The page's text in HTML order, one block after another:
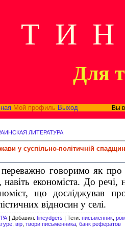
Т И
Для
Мой профиль ВыходВы
ЛИТЕРАТУРА
у суспільно-політичній
говоримо як про
економіста. До речі,
що досліджував
відносин у селі.
| Добавил: tineydgers | Теги: письменник
вір твори письменника банк рефератов